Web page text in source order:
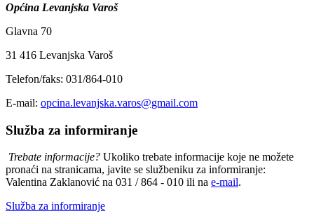
Općina Levanjska Varoš
Glavna 70
31 416 Levanjska Varoš
Telefon/faks: 031/864-010
E-mail: opcina.levanjska.varos@gmail.com
Služba za informiranje
Trebate informacije? Ukoliko trebate informacije koje ne možete
pronaći na stranicama, javite se službeniku za informiranje:
Valentina Zaklanović na 031 / 864 - 010 ili na e-mail.
Služba za informiranje